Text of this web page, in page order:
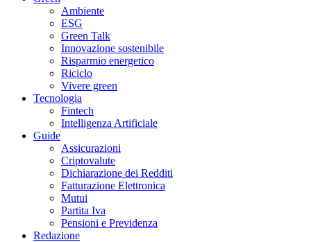
Ambiente
ESG
Green Talk
Innovazione sostenibile
Risparmio energetico
Riciclo
Vivere green
Tecnologia
Fintech
Intelligenza Artificiale
Guide
Assicurazioni
Criptovalute
Dichiarazione dei Redditi
Fatturazione Elettronica
Mutui
Partita Iva
Pensioni e Previdenza
Redazione